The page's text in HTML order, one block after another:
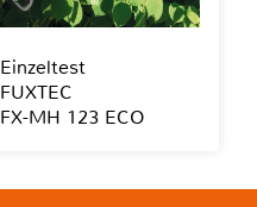
Einzeltest
FUXTEC
FX-MH 123 ECO